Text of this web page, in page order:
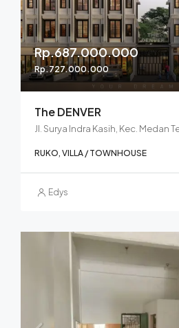
Rp.687.000.000
Rp.727.000.000
The DENVER
RUKO, VILLA / TOWNHOUSE
Edys